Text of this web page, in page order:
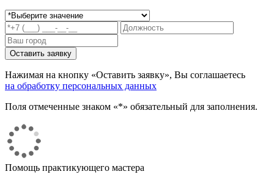
Нажимая на кнопку «Оставить заявку», Вы соглашаетесь
на обработку персональных данных
Поля отмеченные знаком «*» обязательный для заполнения.
Помощь практикующего мастера